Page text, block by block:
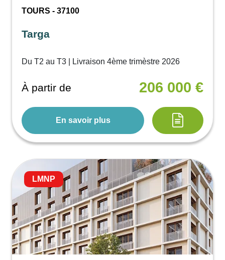
TOURS - 37100
Targa
Du T2 au T3 | Livraison 4ème trimèstre 2026
À partir de 206 000 €
En savoir plus
LMNP